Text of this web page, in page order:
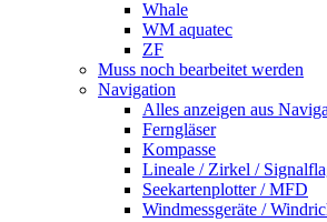
Whale
WM aquatec
ZF
Muss noch bearbeitet werden
Navigation
Alles anzeigen aus
Ferngläser
Kompasse
Lineale / Zirkel /
Seekartenplotter / MFD
Windmessgeräte /